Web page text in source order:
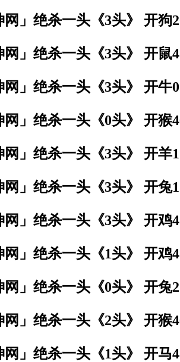
网」绝杀一头《3头》 开狗
网」绝杀一头《3头》 开鼠
网」绝杀一头《3头》 开牛
网」绝杀一头《0头》 开猴
网」绝杀一头《3头》 开羊
网」绝杀一头《3头》 开兔
网」绝杀一头《3头》 开鸡
网」绝杀一头《1头》 开鸡
网」绝杀一头《0头》 开兔
网」绝杀一头《2头》 开猴
网」绝杀一头《1头》 开马